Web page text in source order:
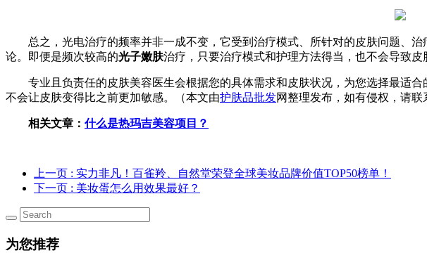
总之，光电治疗的频率并非一成不变，它受到治疗模式、所针对的皮肤问题、
论。即便是频次较高的光子嫩肤治疗，只要治疗模式和护理方法得当，也不会导致皮
专业且负责任的皮肤美容医生会根据您的具体需求和皮肤状况，为您选择最适
不会让皮肤变得比之前更加敏感。（本文由护肤品批发网整理发布，如有侵权，请联
相关文章： 什么是热玛吉美容项目？
上一页 : 实力非凡！百雀羚、自然堂荣登全球美妆品牌价值TOP50榜单！
下一页 : 美妆蛋怎么用效果最好？
为您推荐